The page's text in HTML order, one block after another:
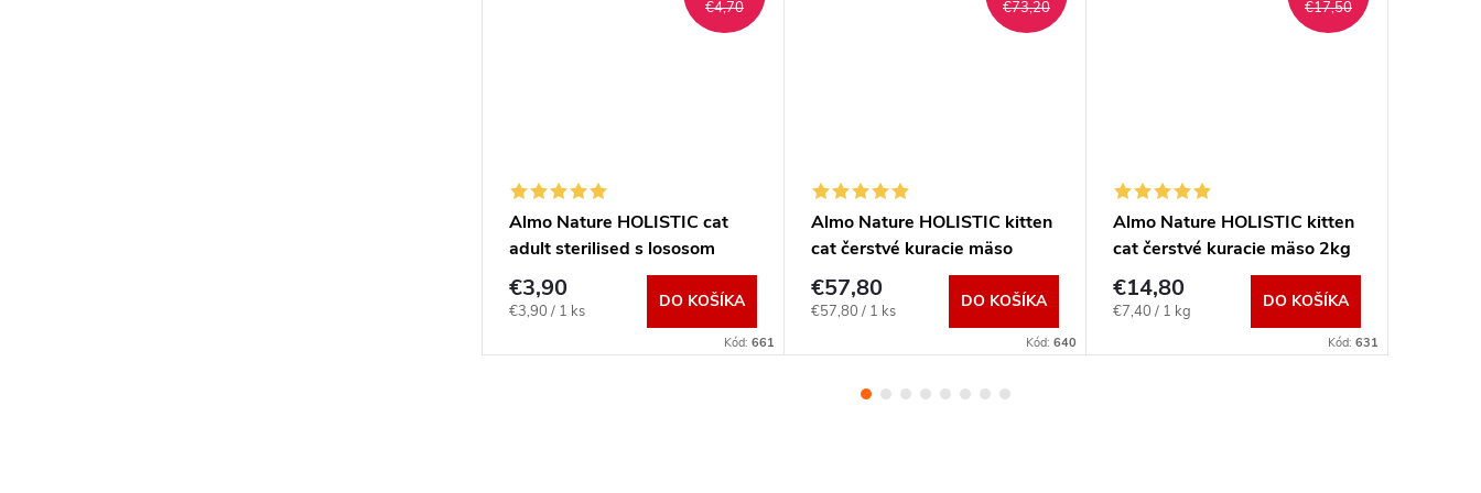
€4,70
Almo Nature HOLISTIC cat
adult sterilised s lososom
400g
€3,90
Jednotková
€3,90 / 1 ks
DO KOŠÍKA
Kód: 661
€73,20
Almo Nature HOLISTIC kitten
cat čerstvé kuracie mäso
12kg
€57,80
Jednotková
€57,80 / 1 ks
DO KOŠÍKA
Kód: 640
€17,50
Almo Nature HOLISTIC kitten
cat čerstvé kuracie mäso 2kg
€14,80
Jednotková
€7,40 / 1 kg
DO KOŠÍKA
Kód: 631